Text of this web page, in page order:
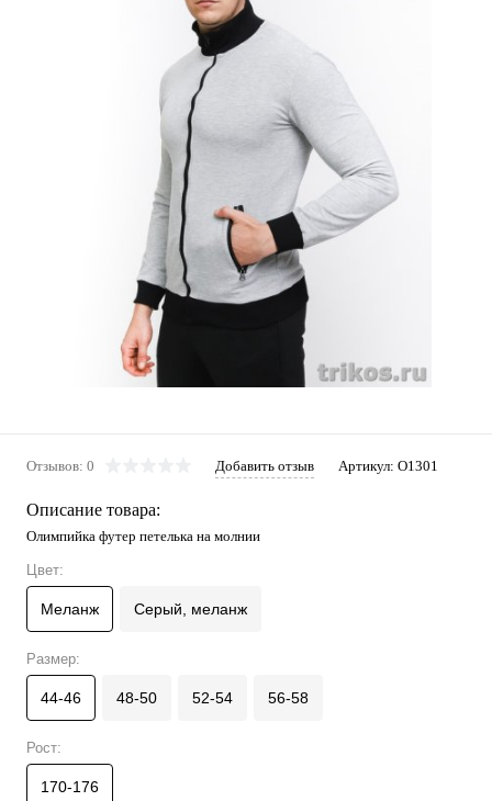
Отзывов: 0 Добавить отзыв Артикул: О1301
Описание товара:
Олимпийка футер петелька на молнии
Цвет:
Меланж Серый, меланж
Размер:
44-46 48-50 52-54 56-58
Рост:
170-176